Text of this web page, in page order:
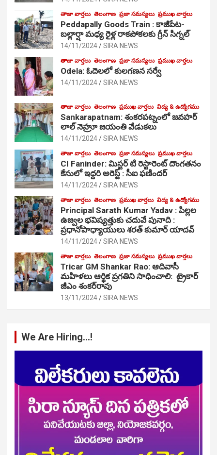
తాజా వార్తలు తెలంగాణ ప్రజా సమస్యలు ప్రముఖ వార్తలు
Peddapally Goods Train : కాజీపేట-
బల్లార్షా మధ్య రైళ్ల రాకపోకలకు గ్రీన్ సిగ్నల్
14/11/2024 SIRA NEWS
తాజా వార్తలు తెలంగాణ ప్రజా సమస్యలు ప్రముఖ వార్తలు
Odela: ఓదెలలో కులగణన సర్వే
14/11/2024 SIRA NEWS
తాజా వార్తలు తెలంగాణ ప్రముఖ వార్తలు విద్య & ఉద్యోగము
Sankarapatnam: శంకరపట్నంలో జవహర్
లాల్ నెహ్రూ జయంతి వేడుకలు
14/11/2024 SIRA NEWS
తాజా వార్తలు తెలంగాణ ప్రజా సమస్యలు ప్రముఖ వార్తలు
CI Faninder: మిస్టర్ టి రెస్టారెంట్ దొంగతనం
కేసులో ఇద్దరి అరెస్ట్ : సీఐ ఫణిందర్
14/11/2024 SIRA NEWS
తాజా వార్తలు తెలంగాణ ప్రముఖ వార్తలు విద్య & ఉద్యోగము
Principal Sarath Kumar Yadav : పిల్లల
ఉజ్వల భవిష్యత్తుకు చదువే పునాది :
ప్రధానోపాధ్యాయులు శరత్ కుమార్ యాదవ్
14/11/2024 SIRA NEWS
తాజా వార్తలు తెలంగాణ ప్రజా సమస్యలు ప్రముఖ వార్తలు
Tricar GM Shankar Rao: ఆదివాసీ
మహిళలు ఆర్థిక ప్రగతిని సాధించాలి: ట్రైకార్
జీఎం శంకర్‌రావు
13/11/2024 SIRA NEWS
We Are Hiring…!